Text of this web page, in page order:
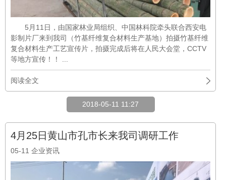
5月11日，由国家林业局组织、中国林科院牵头联合西安电
影制片厂来到我司（竹基纤维复合材料生产基地）拍摄竹基纤维
复合材料生产工艺宣传片，拍摄完成后将在人民大会堂，CCTV
等地方宣传！！ ...
阅读全文
2018-05-11 11:27
4月25日黄山市孔市长来我司调研工作
05-11 企业资讯